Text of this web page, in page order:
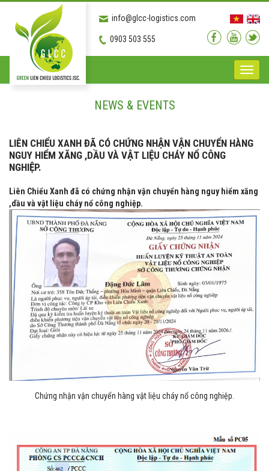
0903 503 555
info@glcc-logistics.com
Toggle
NEWS & EVENTS
LIÊN CHIỂU XANH ĐÃ CÓ CHỨNG NHẬN VẬN CHUYỂN HÀNG
NGUY HIỂM XĂNG ,DẦU VÀ VẬT LIỆU CHÁY NỔ CÔNG
NGHIỆP.
Liên Chiểu Xanh đã có chứng nhận vận chuyển hàng nguy hiểm xăng
,dầu và vật liệu cháy nổ công nghiệp.
Chứng nhận vận chuyển hàng vật liệu cháy nổ công nghiệp.